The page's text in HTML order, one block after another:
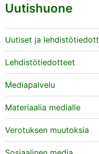
Uutishuone
Uutiset ja
Lehdistötiedotteet
Mediapalvelu
Materiaalia medialle
Verotuksen muutoksia